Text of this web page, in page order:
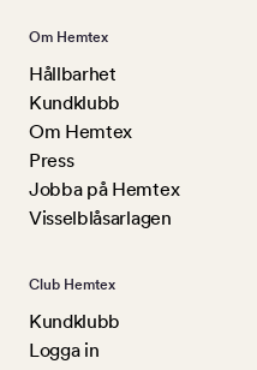
Om Hemtex
Hållbarhet
Kundklubb
Om Hemtex
Press
Jobba på Hemtex
Visselblåsarlagen
Club Hemtex
Kundklubb
Logga in